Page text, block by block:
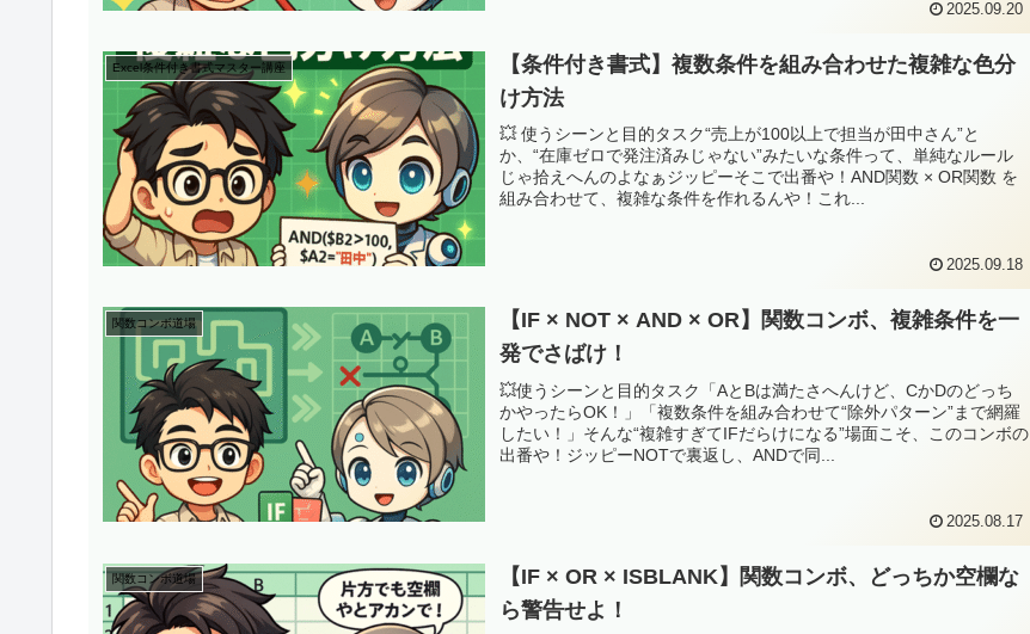
2025.09.20
Excel条件付き書式マスター講座
【条件付き書式】複数条件を組み合わせた複雑な色分
け方法
💥 使うシーンと目的タスク“売上が100以上で担当が田中さん”と
か、“在庫ゼロで発注済みじゃない”みたいな条件って、単純なルール
じゃ拾えへんのよなぁジッピーそこで出番や！AND関数 × OR関数 を
組み合わせて、複雑な条件を作れるんや！これ...
2025.09.18
関数コンボ道場
【IF × NOT × AND × OR】関数コンボ、複雑条件を一
発でさばけ！
💥使うシーンと目的タスク「AとBは満たさへんけど、CかDのどっち
かやったらOK！」「複数条件を組み合わせて“除外パターン”まで網羅
したい！」そんな“複雑すぎてIFだらけになる”場面こそ、このコンボの
出番や！ジッピーNOTで裏返し、ANDで同...
2025.08.17
関数コンボ道場
【IF × OR × ISBLANK】関数コンボ、どっちか空欄な
ら警告せよ！